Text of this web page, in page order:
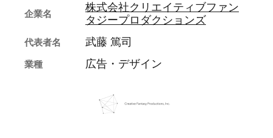
企業名
株式会社クリエイティブファン
タジープロダクションズ
代表者名 武藤 篤司
業種 広告・デザイン